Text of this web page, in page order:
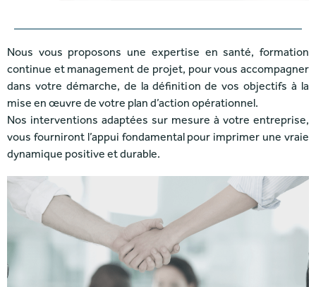
Nous vous proposons une expertise en santé, formation
continue et management de projet, pour vous accompagner
dans votre démarche, de la définition de vos objectifs à la
mise en œuvre de votre plan d’action opérationnel.
Nos interventions adaptées sur mesure à votre entreprise,
vous fourniront l’appui fondamental pour imprimer une vraie
dynamique positive et durable.